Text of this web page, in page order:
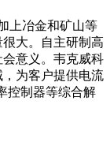
上冶金和矿山等
大。自主研制高
意义。 韦克威科
为客户提供电流
控制器等综合解